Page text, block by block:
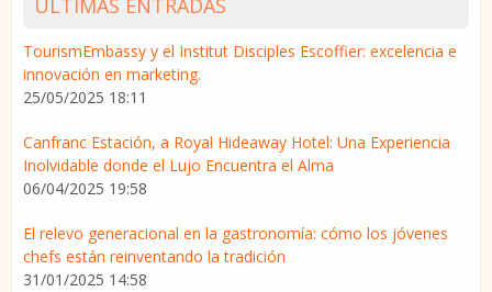
ÚLTIMAS ENTRADAS
TourismEmbassy y el Institut Disciples Escoffier: excelencia e
innovación en marketing.
25/05/2025 18:11
Canfranc Estación, a Royal Hideaway Hotel: Una Experiencia
Inolvidable donde el Lujo Encuentra el Alma
06/04/2025 19:58
El relevo generacional en la gastronomía: cómo los jóvenes
chefs están reinventando la tradición
31/01/2025 14:58